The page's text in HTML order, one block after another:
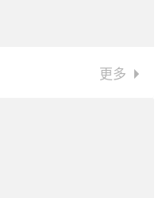
更多